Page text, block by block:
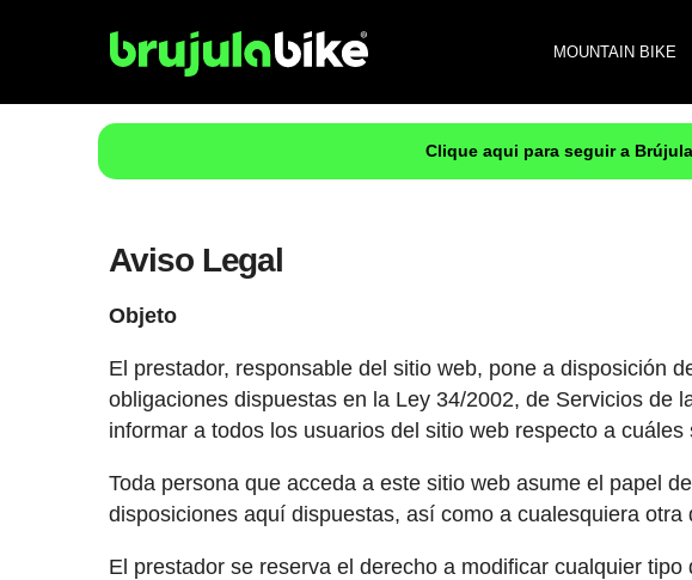
MOUNTAIN BIKE
Clique aqui para seguir a
Aviso Legal
Objeto
El prestador, responsable del sitio web, pone a disposición
obligaciones dispuestas en la Ley 34/2002, de Servicios de
informar a todos los usuarios del sitio web respecto a
Toda persona que acceda a este sitio web asume el papel
disposiciones aquí dispuestas, así como a cualesquiera
El prestador se reserva el derecho a modificar cualquier